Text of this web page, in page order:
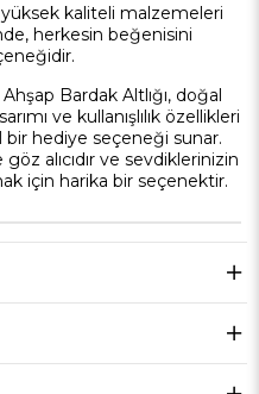
yüksek kaliteli malzemeleri
herkesin beğenisini
Bardak Altlığı, doğal
ve kullanışlılık özellikleri
hediye seçeneği sunar.
alıcıdır ve sevdiklerinizin
için harika bir seçenektir.